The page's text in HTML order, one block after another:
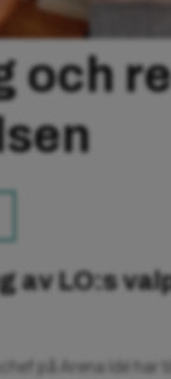
och
av LO:s
på Arena Idé har